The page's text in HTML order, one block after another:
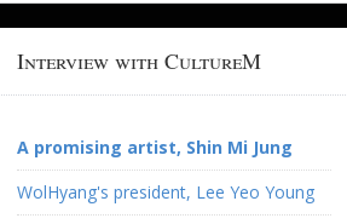
Interview with CultureM
A promising artist, Shin Mi Jung
WolHyang's president, Lee Yeo Young